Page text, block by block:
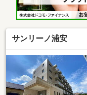
い探しをお
細・ご相談は
サンリーノ浦安